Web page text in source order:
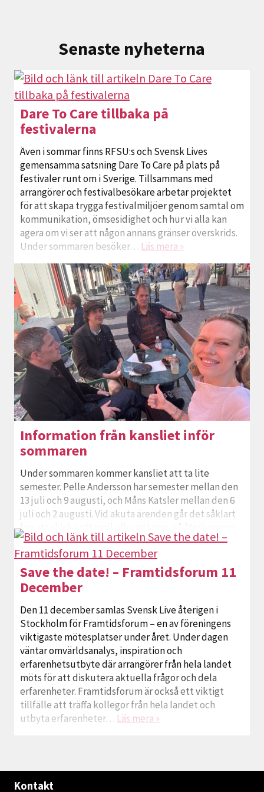
Senaste nyheterna
Dare To Care tillbaka på
festivalerna
Även i sommar finns RFSU:s och Svensk Lives
gemensamma satsning Dare To Care på plats på
festivaler runt om i Sverige. Tillsammans med
arrangörer och festivalbesökare arbetar projektet
för att skapa trygga festivalmiljöer genom samtal om
kommunikation, ömsesidighet och hur vi alla kan
agera om vi ser att någon annans gränser överskrids.
Under sommaren besöker… Läs mera »
Information från kansliet inför
sommaren
Under sommaren kommer kansliet att ta lite
semester. Pelle Andersson har semester mellan den
13 juli och 9 augusti, och Måns Katsler mellan den 6
juli och 2 augusti. Vid akuta ärenden går det såklart
bra att skicka ett mejl eller ett sms, så återkommer
vi så snart vi har möjlighet. Den 30 juni gjorde…Läs
mera »
Save the date! – Framtidsforum 11
December
Den 11 december samlas Svensk Live återigen i
Stockholm för Framtidsforum – en av föreningens
viktigaste mötesplatser under året. Under dagen
väntar omvärldsanalys, inspiration och
erfarenhetsutbyte där arrangörer från hela landet
möts för att diskutera aktuella frågor och dela
erfarenheter. Framtidsforum är också ett viktigt
tillfälle att träffa kollegor från hela landet och
utbyta erfarenheter… Läs mera »
Kontakt